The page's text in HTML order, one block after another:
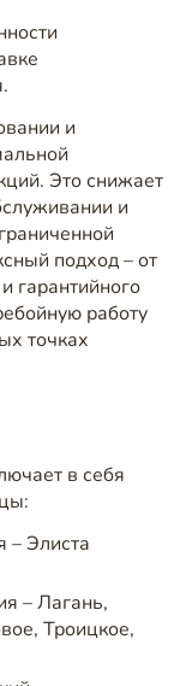
и
Это снижает
и
подход – от
гарантийного
работу
точках
в себя
– Элиста
– Лагань,
Троицкое,